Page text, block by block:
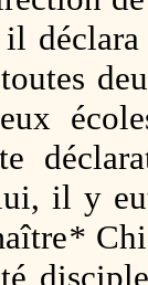
lui, il y
*